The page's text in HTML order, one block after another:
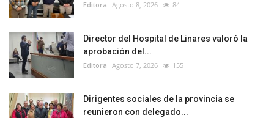
Editora Agosto 8, 2026 84
Director del Hospital de Linares valoró la
aprobación del...
Editora Agosto 7, 2026 155
Dirigentes sociales de la provincia se
reunieron con delegado...